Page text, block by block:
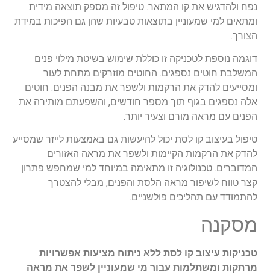
נפח ולהדגיש את קו המתאר. טיפול זה מספק תוצאה מידית
ומתאים למי שמעוניין בתוצאות טבעיות שהן גם הפיכות במידת
הצורך.
דוגמה נוספת לטכניקה זו כוללת שימוש בשיטת מילוי פנים
המשלבת חוטים נספגים. החוטים מוזרקים מתחת לעור
ומסייעים להדק את הרקמות ולשפר את מבנה הפנים. חוטים
אלה נספגים בגוף תוך מספר חודשים, והשפעתם מותירה את
הפנים עם מראה מורם וצעיר יותר.
טיפול בעיצוב קו לסת יכול להיעשות גם באמצעות לייזר שמסייע
להדק את הרקמות הקיימות ולשפר את מראה האזורים
המדוברים. טכנולוגיה זו מתאימה במיוחד למי שמחפש פתרון
קצר טווח לשיפור מראה הלסת והפנים, מבלי להצטרך
להתמודד עם תהליכים פולשניים.
מסקנה
טכניקות עיצוב קו לסת ללא ניתוח מציעות אפשרויות
מרתקות ומשתלמות עבור מי שמעוניין לשפר את מראה